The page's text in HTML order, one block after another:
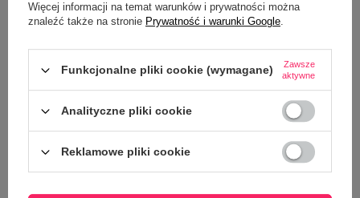
OPIS
SZCZEGÓŁOWE DANE
Więcej informacji na temat warunków i prywatności można
znaleźć także na stronie Prywatność i warunki Google.
Funkcjonalne pliki cookie (wymagane)
Zawsze
aktywne
Analityczne pliki cookie
Reklamowe pliki cookie